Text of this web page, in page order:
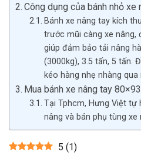
Công dụng của bánh nhỏ xe
Bánh xe nâng tay kích
trước mũi càng xe
giúp đảm bảo tải nâng
(3000kg), 3.5 tấn, 5 tấn.
kéo hàng nhẹ nhàng
Mua bánh xe nâng tay
Tại Tphcm, Hưng Việt tự
nâng và bán phụ tùng
5 (1)